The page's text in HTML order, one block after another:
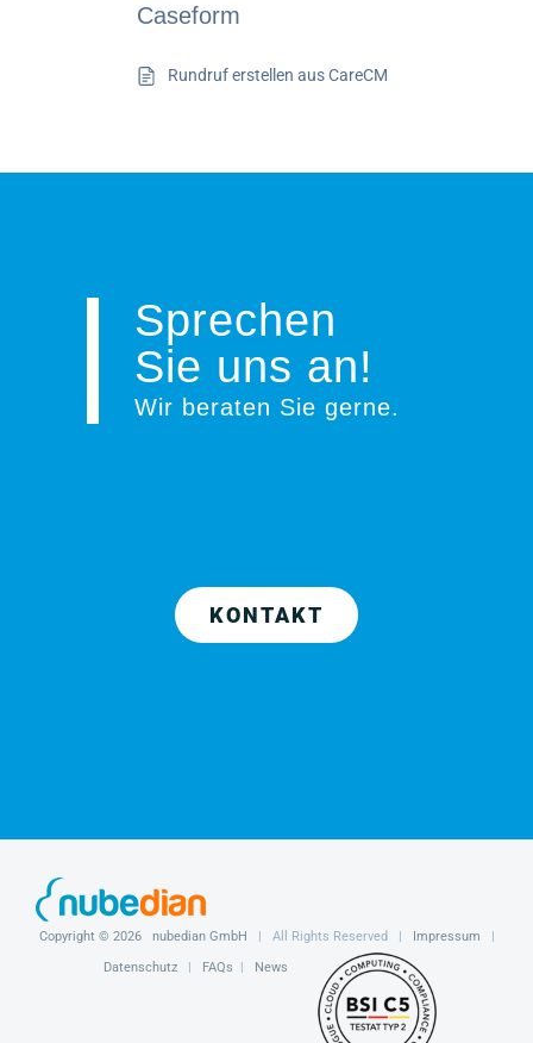
Caseform
Rundruf erstellen aus CareCM
Sprechen
Sie uns an!
Wir beraten Sie gerne.
KONTAKT
Copyright © 2026 nubedian GmbH | All Rights Reserved | Impressum |
Datenschutz | FAQs | News